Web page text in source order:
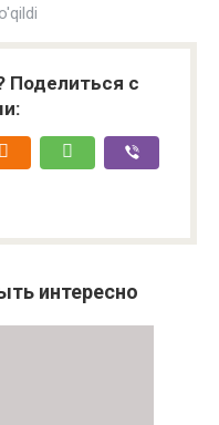
Поделиться с
интересно